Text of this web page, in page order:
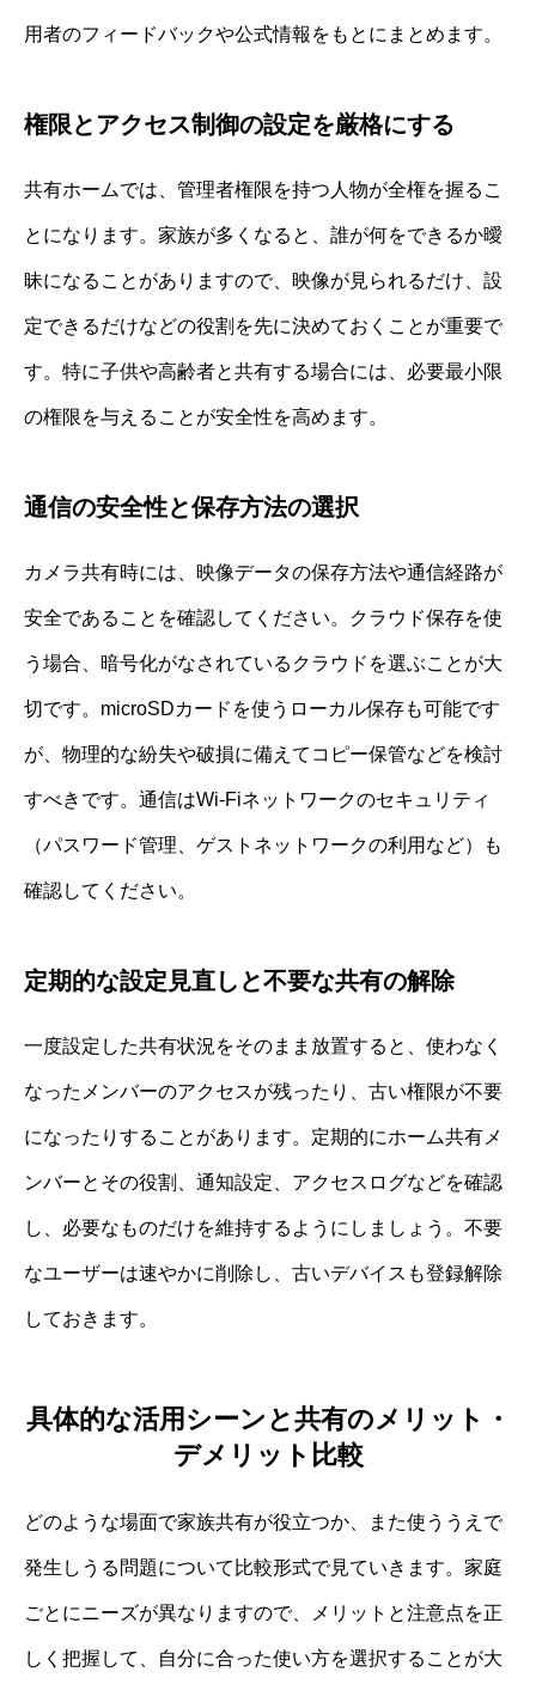
用者のフィードバックや公式情報をもとにまとめます。
権限とアクセス制御の設定を厳格にする
共有ホームでは、管理者権限を持つ人物が全権を握るこ
とになります。家族が多くなると、誰が何をできるか曖
昧になることがありますので、映像が見られるだけ、設
定できるだけなどの役割を先に決めておくことが重要で
す。特に子供や高齢者と共有する場合には、必要最小限
の権限を与えることが安全性を高めます。
通信の安全性と保存方法の選択
カメラ共有時には、映像データの保存方法や通信経路が
安全であることを確認してください。クラウド保存を使
う場合、暗号化がなされているクラウドを選ぶことが大
切です。microSDカードを使うローカル保存も可能です
が、物理的な紛失や破損に備えてコピー保管などを検討
すべきです。通信はWi-Fiネットワークのセキュリティ
（パスワード管理、ゲストネットワークの利用など）も
確認してください。
定期的な設定見直しと不要な共有の解除
一度設定した共有状況をそのまま放置すると、使わなく
なったメンバーのアクセスが残ったり、古い権限が不要
になったりすることがあります。定期的にホーム共有メ
ンバーとその役割、通知設定、アクセスログなどを確認
し、必要なものだけを維持するようにしましょう。不要
なユーザーは速やかに削除し、古いデバイスも登録解除
しておきます。
具体的な活用シーンと共有のメリット・
デメリット比較
どのような場面で家族共有が役立つか、また使ううえで
発生しうる問題について比較形式で見ていきます。家庭
ごとにニーズが異なりますので、メリットと注意点を正
しく把握して、自分に合った使い方を選択することが大